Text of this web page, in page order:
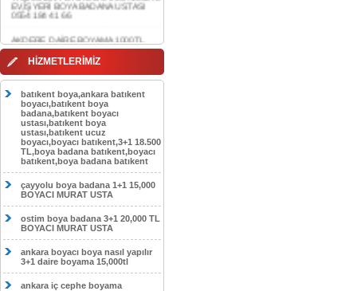
AKDERE DAİRE BOYAMA 1000TL
EV,İŞYERİ BOYA BADANA USTASI
CEBECİ DAİRE BOYAMA 1000TL
EV,İŞYERİ BOYA BADANA USTASI
0554 184 41 66
HASKÖY DAİRE BOYAMA 1000TL
EV,İŞYERİ BOYA BADANA USTASI
0554 184 41 66
GÖLBAŞI DAİRE BOYAMA 1000TL
EV,İŞYERİ BOYA BADANA USTASI
0554 184 41 66
SOKULLU DAİRE BOYAMA 1000TL
EV,İŞYERİ BOYA BADANA USTASI
HİZMETLERİMİZ
batıkent boya,ankara batıkent
boyacı,batıkent boya
badana,batıkent boyacı
ustası,batıkent boya
ustası,batıkent ucuz
boyacı,boyacı batıkent,3+1 18.500
TL,boya badana batıkent,boyacı
batıkent,boya badana batıkent
çayyolu boya badana 1+1 15,000
BOYACI MURAT USTA
ostim boya badana 3+1 20,000 TL
BOYACI MURAT USTA
ankara boyacı boya nasıl yapılır
3+1 daire boyama 15,000tl
ankara iç cephe boyama